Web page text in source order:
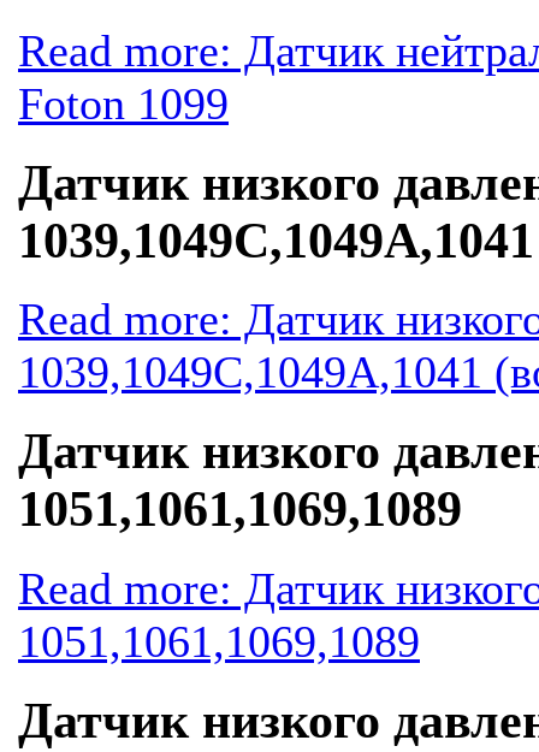
Read more: Датчик
Foton 1099
Датчик низкого
Read more: Датчик
1039,1049С,1049А,1041
Датчик низкого
1051,1061,1069,1089
Read more: Датчик
1051,1061,1069,1089
Датчик низкого